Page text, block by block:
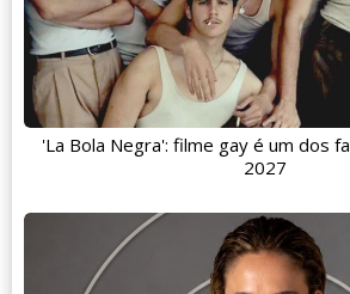
'La Bola Negra': filme gay é um dos
2027